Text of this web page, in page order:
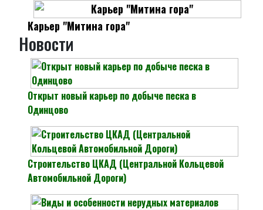
Карьер "Митина гора"
Новости
Открыт новый карьер по добыче песка в
Одинцово
Строительство ЦКАД (Центральной Кольцевой
Автомобильной Дороги)